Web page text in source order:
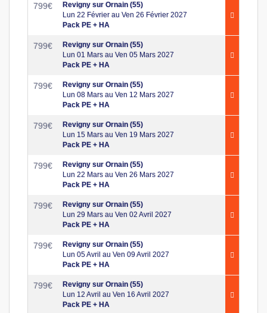
799€
Revigny sur Ornain (55)
Lun 22 Février au Ven 26 Février 2027
Pack PE + HA
799€
Revigny sur Ornain (55)
Lun 01 Mars au Ven 05 Mars 2027
Pack PE + HA
799€
Revigny sur Ornain (55)
Lun 08 Mars au Ven 12 Mars 2027
Pack PE + HA
799€
Revigny sur Ornain (55)
Lun 15 Mars au Ven 19 Mars 2027
Pack PE + HA
799€
Revigny sur Ornain (55)
Lun 22 Mars au Ven 26 Mars 2027
Pack PE + HA
799€
Revigny sur Ornain (55)
Lun 29 Mars au Ven 02 Avril 2027
Pack PE + HA
799€
Revigny sur Ornain (55)
Lun 05 Avril au Ven 09 Avril 2027
Pack PE + HA
799€
Revigny sur Ornain (55)
Lun 12 Avril au Ven 16 Avril 2027
Pack PE + HA